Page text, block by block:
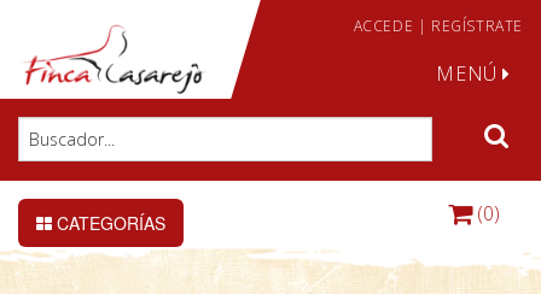
ACCEDE | REGÍSTRATE
MENÚ
CATEGORÍAS (0)